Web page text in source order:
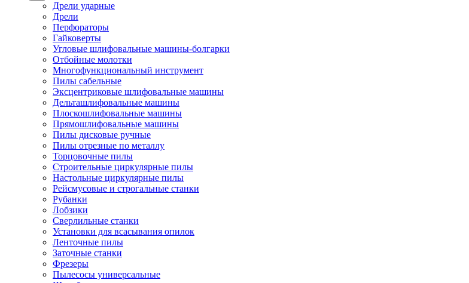
Дрели ударные
Дрели
Перфораторы
Гайковерты
Угловые шлифовальные машины-болгарки
Отбойные молотки
Многофункциональный инструмент
Пилы сабельные
Эксцентриковые шлифовальные машины
Дельташлифовальные машины
Плоскошлифовальные машины
Прямошлифовальные машины
Пилы дисковые ручные
Пилы отрезные по металлу
Торцовочные пилы
Строительные циркулярные пилы
Настольные циркулярные пилы
Рейсмусовые и строгальные станки
Рубанки
Лобзики
Сверлильные станки
Установки для всасывания опилок
Ленточные пилы
Заточные станки
Фрезеры
Пылесосы универсальные